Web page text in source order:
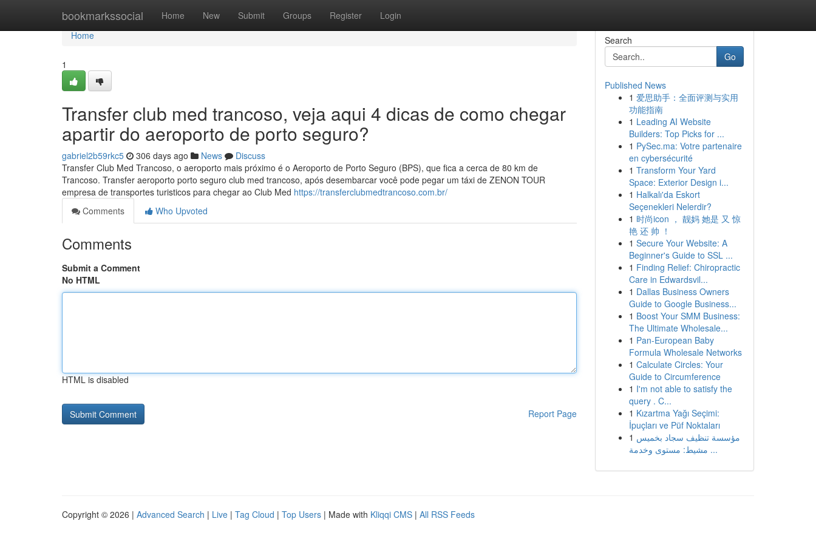
bookmarkssocial Home New Submit Groups Register Login
Home
Home
1
Transfer club med trancoso, veja aqui 4 dicas de como chegar
apartir do aeroporto de porto seguro?
gabriel2b59rkc5 306 days ago News
Discuss
Transfer Club Med Trancoso, o aeroporto mais próximo é o Aeroporto de Porto Seguro (BPS), que fica a cerca de 80 km de
Trancoso. Transfer aeroporto porto seguro club med trancoso, após desembarcar você pode pegar um táxi de ZENON TOUR
empresa de transportes turisticos para chegar ao Club Med https://transferclubmedtrancoso.com.br/
Comments
Who Upvoted
Comments
Submit a Comment
No HTML
HTML is disabled
Report Page
Search
Go
Published News
1 爱思助手：全面评测与实用
功能指南
1 Leading AI Website
Builders: Top Picks for ...
1 PySec.ma: Votre partenaire
en cybersécurité
1 Transform Your Yard
Space: Exterior Design i...
1 Halkalı'da Eskort
Seçenekleri Nelerdir?
1 时尚icon ， 靓妈 她是 又 惊
艳 还 帅 ！
1 Secure Your Website: A
Beginner's Guide to SSL ...
1 Finding Relief: Chiropractic
Care in Edwardsvil...
1 Dallas Business Owners
Guide to Google Business...
1 Boost Your SMM Business:
The Ultimate Wholesale...
1 Pan-European Baby
Formula Wholesale Networks
1 Calculate Circles: Your
Guide to Circumference
1 I'm not able to satisfy the
query . C...
1 Kızartma Yağı Seçimi:
İpuçları ve Püf Noktaları
1 مؤسسة تنظيف سجاد بخميس
مشيط: مستوى وخدمة ...
Copyright © 2026 | Advanced Search | Live | Tag Cloud | Top Users | Made with Kliqqi CMS | All RSS Feeds